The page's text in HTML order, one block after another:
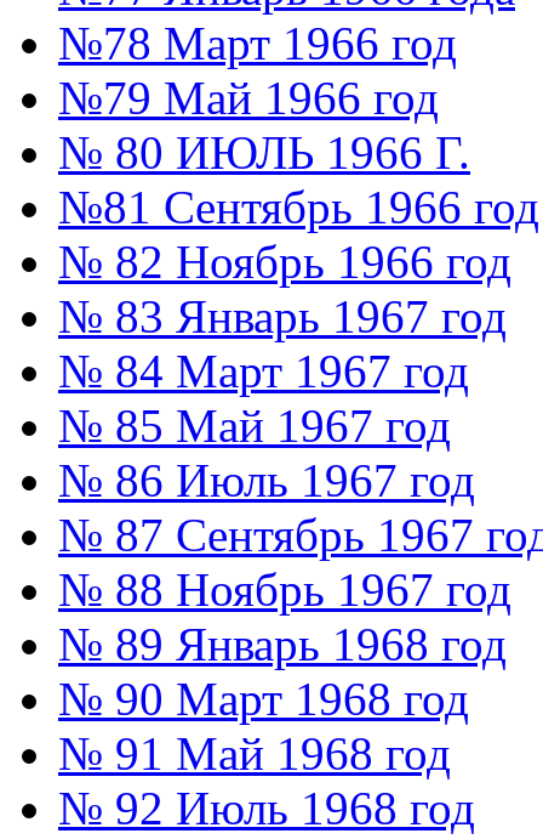
№78 Март 1966 год
№79 Май 1966 год
№ 80 ИЮЛЬ 1966 Г.
№81 Сентябрь 1966 год
№ 82 Ноябрь 1966 год
№ 83 Январь 1967 год
№ 84 Март 1967 год
№ 85 Май 1967 год
№ 86 Июль 1967 год
№ 87 Сентябрь 1967
№ 88 Ноябрь 1967 год
№ 89 Январь 1968 год
№ 90 Март 1968 год
№ 91 Май 1968 год
№ 92 Июль 1968 год